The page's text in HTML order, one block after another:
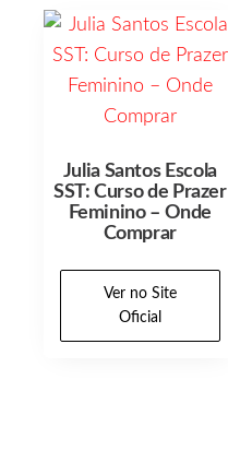
Julia Santos Escola
SST: Curso de Prazer
Feminino – Onde
Comprar
Ver no Site
Oficial